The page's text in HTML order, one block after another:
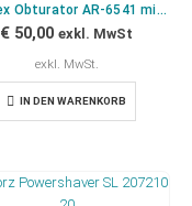
Arthrex Obturator AR-6541 mit Durchstoß AR-3025
€ 50,00 exkl. MwSt
exkl. MwSt.
IN DEN WARENKORB